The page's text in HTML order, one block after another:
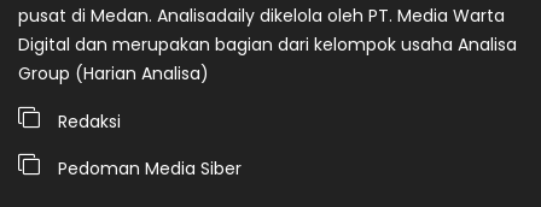
pusat di Medan. Analisadaily dikelola oleh PT. Media Warta
Digital dan merupakan bagian dari kelompok usaha Analisa
Group (Harian Analisa)
Redaksi
Pedoman Media Siber